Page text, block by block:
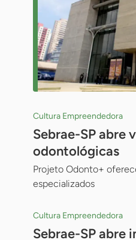
Cultura Empreendedora
Sebrae-SP abre
odontológicas
Projeto Odonto+
especializados
Cultura Empreendedora
Sebrae-SP abre